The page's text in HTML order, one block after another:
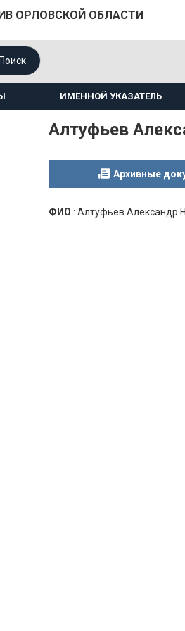
ОРЛОВСКОЙ ОБЛАСТИ
Поиск
ИМЕННОЙ УКАЗАТЕЛЬ
Алтуфьев
Архивные
ФИО : Алтуфьев Александр